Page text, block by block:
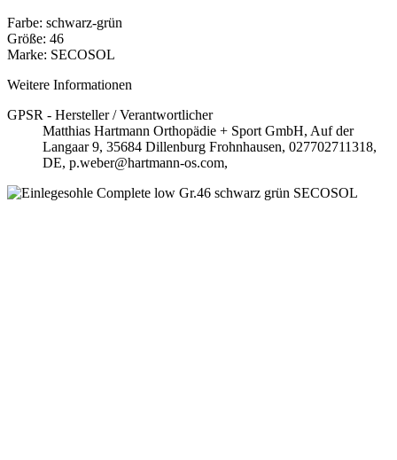
Farbe: schwarz-grün
Größe: 46
Marke: SECOSOL
Weitere Informationen
GPSR - Hersteller / Verantwortlicher
Matthias Hartmann Orthopädie + Sport GmbH, Auf der
Langaar 9, 35684 Dillenburg Frohnhausen, 027702711318,
DE, p.weber@hartmann-os.com,